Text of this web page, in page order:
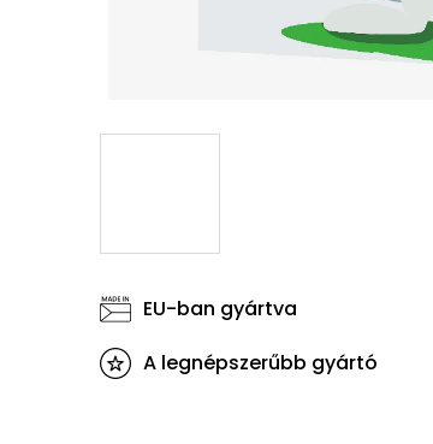
EU-ban gyártva
A legnépszerűbb gyártó